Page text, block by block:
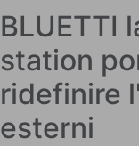
BLUETTI
station
ridefinire
esterni